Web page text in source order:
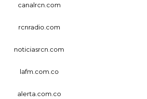
canalrcn.com
rcnradio.com
noticiasrcn.com
lafm.com.co
alerta.com.co